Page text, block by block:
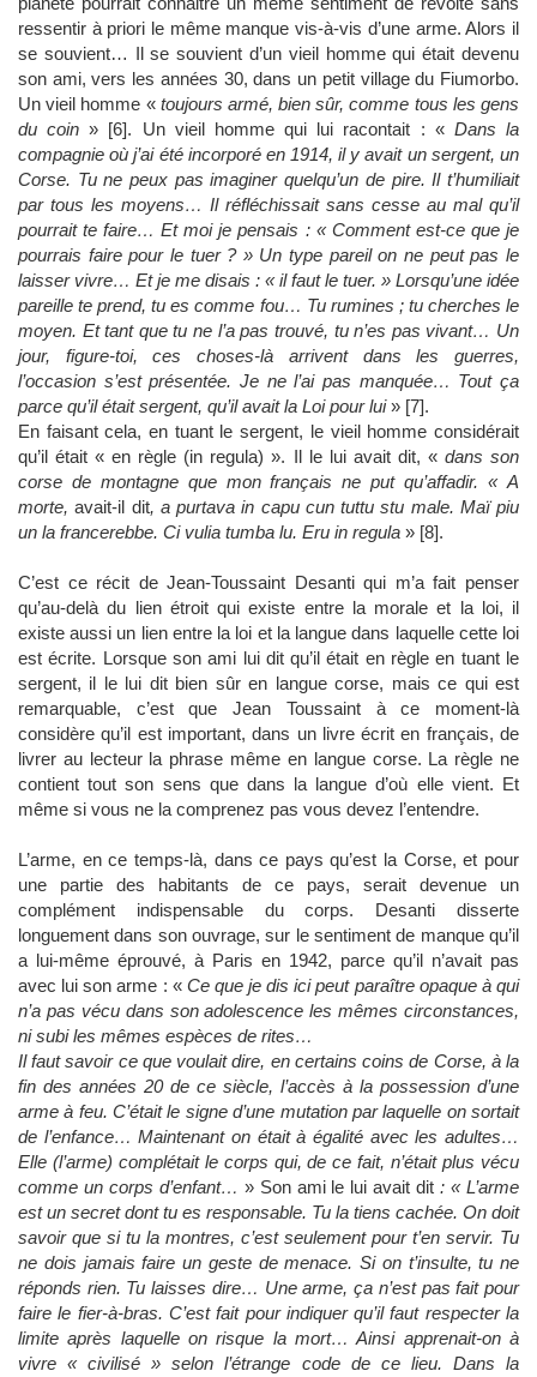
ressentir à priori le même manque vis-à-vis d’une arme. Alors il
se souvient… Il se souvient d’un vieil homme qui était devenu
son ami, vers les années 30, dans un petit village du Fiumorbo.
Un vieil homme « toujours armé, bien sûr, comme tous les gens
du coin » [6]. Un vieil homme qui lui racontait : « Dans la
compagnie où j’ai été incorporé en 1914, il y avait un sergent, un
Corse. Tu ne peux pas imaginer quelqu’un de pire. Il t’humiliait
par tous les moyens… Il réfléchissait sans cesse au mal qu’il
pourrait te faire… Et moi je pensais : « Comment est-ce que je
pourrais faire pour le tuer ? » Un type pareil on ne peut pas le
laisser vivre… Et je me disais : « il faut le tuer. » Lorsqu’une idée
pareille te prend, tu es comme fou… Tu rumines ; tu cherches le
moyen. Et tant que tu ne l’a pas trouvé, tu n’es pas vivant… Un
jour, figure-toi, ces choses-là arrivent dans les guerres,
l’occasion s’est présentée. Je ne l’ai pas manquée… Tout ça
parce qu’il était sergent, qu’il avait la Loi pour lui» [7].
En faisant cela, en tuant le sergent, le vieil homme considérait
qu’il était « en règle (in regula) ». Il le lui avait dit, « dans son
corse de montagne que mon français ne put qu’affadir.« A
morte,avait-il dit, a purtava in capu cun tuttu stu male. Maï piu
un la francerebbe. Ci vulia tumba lu. Eru in regula » [8].
C’est ce récit de Jean-Toussaint Desanti qui m’a fait penser
qu’au-delà du lien étroit qui existe entre la morale et la loi, il
existe aussi un lien entre la loi et la langue dans laquelle cette loi
est écrite. Lorsque son ami lui dit qu’il était en règle en tuant le
sergent, il le lui dit bien sûr en langue corse, mais ce qui est
remarquable, c’est que Jean Toussaint à ce moment-là
considère qu’il est important, dans un livre écrit en français, de
livrer au lecteur la phrase même en langue corse. La règle ne
contient tout son sens que dans la langue d’où elle vient. Et
même si vous ne la comprenez pas vous devez l’entendre.
L’arme, en ce temps-là, dans ce pays qu’est la Corse, et pour
une partie des habitants de ce pays, serait devenue un
complément indispensable du corps. Desanti disserte
longuement dans son ouvrage, sur le sentiment de manque qu’il
a lui-même éprouvé, à Paris en 1942, parce qu’il n’avait pas
avec lui son arme : « Ce que je dis ici peut paraître opaque à qui
n’a pas vécu dans son adolescence les mêmes circonstances,
ni subi les mêmes espèces de rites…
Il faut savoir ce que voulait dire, en certains coins de Corse, à la
fin des années 20 de ce siècle, l’accès à la possession d’une
arme à feu. C’était le signe d’une mutation par laquelle on sortait
de l’enfance… Maintenant on était à égalité avec les adultes…
Elle (l’arme) complétait le corps qui, de ce fait, n’était plus vécu
comme un corps d’enfant… » Son ami le lui avait dit : « L’arme
est un secret dont tu es responsable. Tu la tiens cachée. On doit
savoir que si tu la montres, c’est seulement pour t’en servir. Tu
ne dois jamais faire un geste de menace. Si on t’insulte, tu ne
réponds rien. Tu laisses dire… Une arme, ça n’est pas fait pour
faire le fier-à-bras. C’est fait pour indiquer qu’il faut respecter la
limite après laquelle on risque la mort… Ainsi apprenait-on à
vivre « civilisé » selon l’étrange code de ce lieu. Dans la